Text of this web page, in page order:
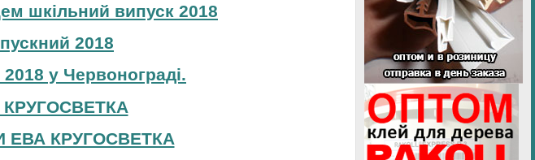
шкільний випуск 2018
2018
у Червонограді.
ЕВА КРУГОСВЕТКА